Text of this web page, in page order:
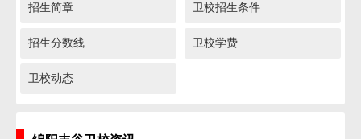
招生简章 卫校招生条件
招生分数线 卫校学费
卫校动态